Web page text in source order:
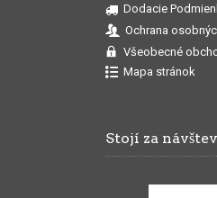
Dodacie
Ochrana
Všeobecné
Mapa stránok
Stojí za